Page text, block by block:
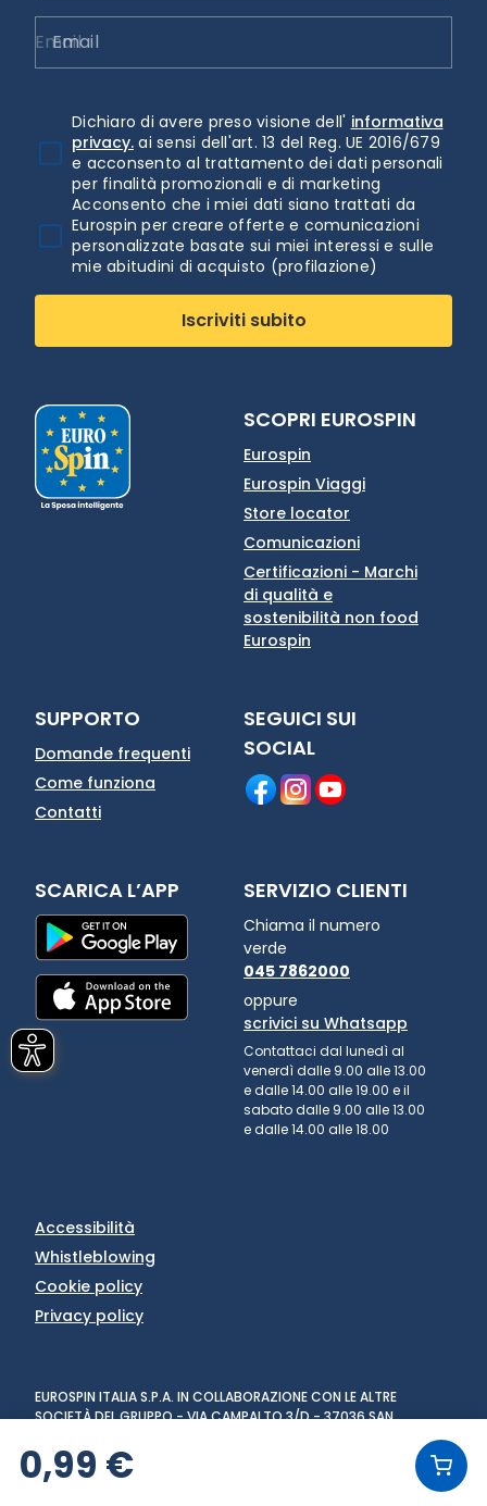
0,99 €
Email
Dichiaro di avere preso visione dell' informativa
privacy. ai sensi dell'art. 13 del Reg. UE 2016/679
e acconsento al trattamento dei dati personali
per finalità promozionali e di marketing
Acconsento che i miei dati siano trattati da
Eurospin per creare offerte e comunicazioni
personalizzate basate sui miei interessi e sulle
mie abitudini di acquisto (profilazione)
Iscriviti subito
SCOPRI EUROSPIN
Eurospin
Eurospin Viaggi
Store locator
Comunicazioni
Certificazioni - Marchi
di qualità e
sostenibilità non food
Eurospin
SUPPORTO
Domande frequenti
Come funziona
Contatti
SEGUICI SUI
SOCIAL
SCARICA L’APP SERVIZIO CLIENTI
Chiama il numero
verde
045 7862000
oppure
scrivici su Whatsapp
Contattaci dal lunedì al
venerdì dalle 9.00 alle 13.00
e dalle 14.00 alle 19.00 e il
sabato dalle 9.00 alle 13.00
e dalle 14.00 alle 18.00
Accessibilità
Whistleblowing
Cookie policy
Privacy policy
EUROSPIN ITALIA S.P.A. IN COLLABORAZIONE CON LE ALTRE
SOCIETÀ DEL GRUPPO - VIA CAMPALTO 3/D - 37036 SAN
MARTINO BUON ALBERGO (VR) - FAX +39 045 8782333 - PARTITA
IVA 02536510239
VERSIONE: 1.6.0